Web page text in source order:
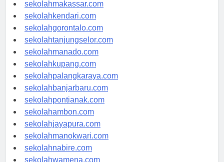
sekolahmakassar.com
sekolahkendari.com
sekolahgorontalo.com
sekolahtanjungselor.com
sekolahmanado.com
sekolahkupang.com
sekolahpalangkaraya.com
sekolahbanjarbaru.com
sekolahpontianak.com
sekolahambon.com
sekolahjayapura.com
sekolahmanokwari.com
sekolahnabire.com